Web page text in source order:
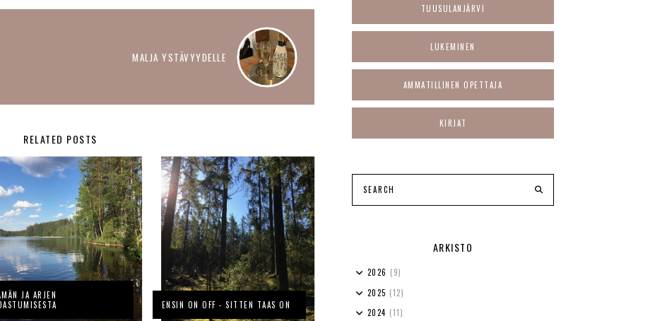
MALJA YSTÄVYYDELLE
RELATED POSTS
JA ARJEN
ENSIN ON OFF - SITTEN TAAS ON
TUUSULANJÄRVI
LUKEMINEN
AMMATILLINEN OPETTAJA
KIRJAT
ARKISTO
2026 (9)
2025 (12)
2024 (11)